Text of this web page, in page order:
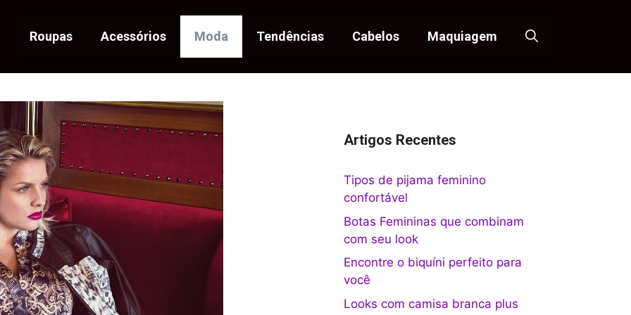
Roupas Acessórios Moda Tendências Cabelos Maquiagem
Artigos Recentes
Tipos de pijama feminino
confortável
Botas Femininas que combinam
com seu look
Encontre o biquíni perfeito para
você
Looks com camisa branca plus